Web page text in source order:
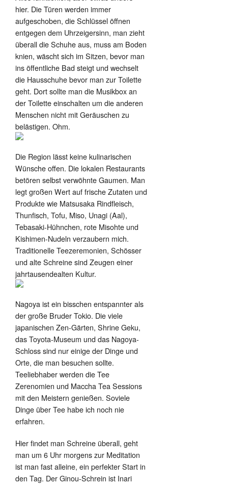
hier. Die Türen werden immer
aufgeschoben, die Schlüssel öffnen
entgegen dem Uhrzeigersinn, man zieht
überall die Schuhe aus, muss am Boden
knien, wäscht sich im Sitzen, bevor man
ins öffentliche Bad steigt und wechselt
die Hausschuhe bevor man zur Toilette
geht. Dort sollte man die Musikbox an
der Toilette einschalten um die anderen
Menschen nicht mit Geräuschen zu
belästigen. Ohm.
Die Region lässt keine kulinarischen
Wünsche offen. Die lokalen Restaurants
betören selbst verwöhnte Gaumen. Man
legt großen Wert auf frische Zutaten und
Produkte wie Matsusaka Rindfleisch,
Thunfisch, Tofu, Miso, Unagi (Aal),
Tebasaki-Hühnchen, rote Misohte und
Kishimen-Nudeln verzaubern mich.
Traditionelle Teezeremonien, Schösser
und alte Schreine sind Zeugen einer
jahrtausendealten Kultur.
Nagoya ist ein bisschen entspannter als
der große Bruder Tokio. Die viele
japanischen Zen-Gärten, Shrine Geku,
das Toyota-Museum und das Nagoya-
Schloss sind nur einige der Dinge und
Orte, die man besuchen sollte.
Teeliebhaber werden die Tee
Zerenomien und Maccha Tea Sessions
mit den Meistern genießen. Soviele
Dinge über Tee habe ich noch nie
erfahren.
Hier findet man Schreine überall, geht
man um 6 Uhr morgens zur Meditation
ist man fast alleine, ein perfekter Start in
den Tag. Der Ginou-Schrein ist Inari